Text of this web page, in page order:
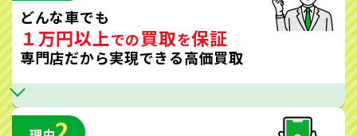
どんな車でも
１万円以上での買取を保証
専門店だから実現できる高価買取